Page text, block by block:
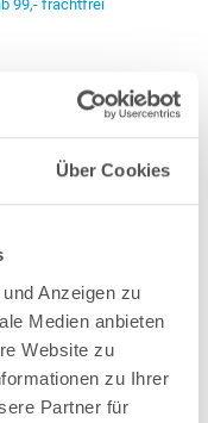
Über Cookies
Anzeigen zu
Medien anbieten
Website zu
zu Ihrer
Partner für
99,- frachtfrei
Germany
+ sehr passgenauer,
+ Kombi-Spezialhandlauf